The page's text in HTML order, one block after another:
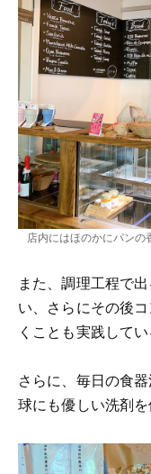
店内にはほのかにパンの
また、調理工程で
い、さらにその後
くことも実践して
さらに、毎日の食
球にも優しい洗剤